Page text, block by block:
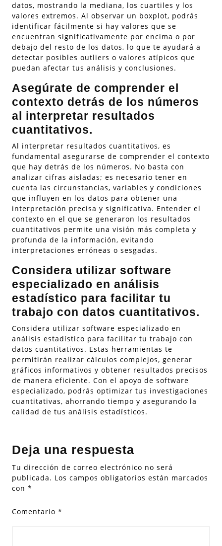
datos, mostrando la mediana, los cuartiles y los
valores extremos. Al observar un boxplot, podrás
identificar fácilmente si hay valores que se
encuentran significativamente por encima o por
debajo del resto de los datos, lo que te ayudará a
detectar posibles outliers o valores atípicos que
puedan afectar tus análisis y conclusiones.
Asegúrate de comprender el
contexto detrás de los números
al interpretar resultados
cuantitativos.
Al interpretar resultados cuantitativos, es
fundamental asegurarse de comprender el contexto
que hay detrás de los números. No basta con
analizar cifras aisladas; es necesario tener en
cuenta las circunstancias, variables y condiciones
que influyen en los datos para obtener una
interpretación precisa y significativa. Entender el
contexto en el que se generaron los resultados
cuantitativos permite una visión más completa y
profunda de la información, evitando
interpretaciones erróneas o sesgadas.
Considera utilizar software
especializado en análisis
estadístico para facilitar tu
trabajo con datos cuantitativos.
Considera utilizar software especializado en
análisis estadístico para facilitar tu trabajo con
datos cuantitativos. Estas herramientas te
permitirán realizar cálculos complejos, generar
gráficos informativos y obtener resultados precisos
de manera eficiente. Con el apoyo de software
especializado, podrás optimizar tus investigaciones
cuantitativas, ahorrando tiempo y asegurando la
calidad de tus análisis estadísticos.
Deja una respuesta
Tu dirección de correo electrónico no será
publicada. Los campos obligatorios están marcados
con *
Comentario *